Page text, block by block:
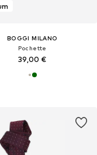
BOGGI MILANO
Pochette
39,00 €